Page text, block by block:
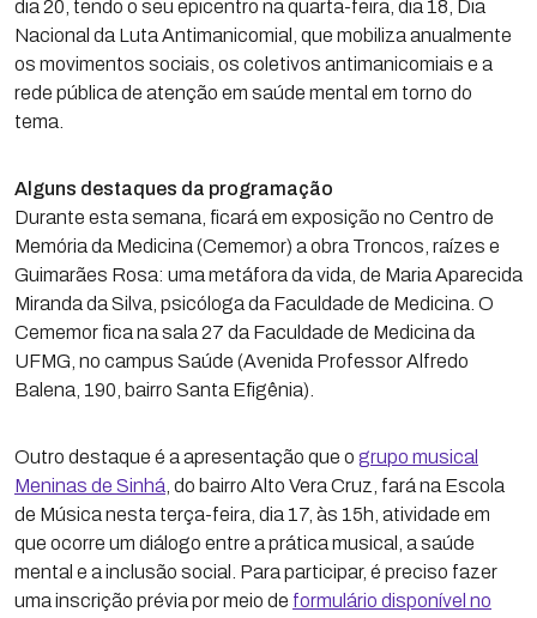
dia 20, tendo o seu epicentro na quarta-feira, dia 18, Dia
Nacional da Luta Antimanicomial, que mobiliza anualmente
os movimentos sociais, os coletivos antimanicomiais e a
rede pública de atenção em saúde mental em torno do
tema.
Alguns destaques da programação
Durante esta semana, ficará em exposição no Centro de
Memória da Medicina (Cememor) a obra Troncos, raízes e
Guimarães Rosa: uma metáfora da vida, de Maria Aparecida
Miranda da Silva, psicóloga da Faculdade de Medicina. O
Cememor fica na sala 27 da Faculdade de Medicina da
UFMG, no campus Saúde (Avenida Professor Alfredo
Balena, 190, bairro Santa Efigênia).
Outro destaque é a apresentação que o grupo musical
Meninas de Sinhá , do bairro Alto Vera Cruz, fará na Escola
de Música nesta terça-feira, dia 17, às 15h, atividade em
que ocorre um diálogo entre a prática musical, a saúde
mental e a inclusão social. Para participar, é preciso fazer
uma inscrição prévia por meio de formulário disponível no